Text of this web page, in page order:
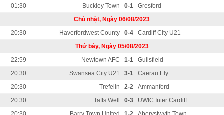
01:30
Buckley Town 0-1
Gresford
Chủ nhật, Ngày 06/08/2023
20:30
Haverfordwest County 0-4
Cardiff City U21
Thứ bảy, Ngày 05/08/2023
22:59
Newtown AFC 1-1
Guilsfield
20:30
Swansea City U21 3-1
Caerau Ely
20:30
Trefelin 2-2
Ammanford
20:30
Taffs Well 0-3
UWIC Inter Cardiff